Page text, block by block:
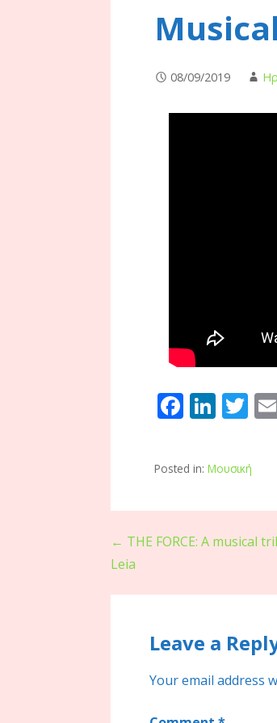
08/09/2019
F
e
b
o
o
Li
k
e
dI
n
T
itt
er
Posted in:Μουσική
Post
← THE FORCE: A musical
Leia
Leave a
Your email address